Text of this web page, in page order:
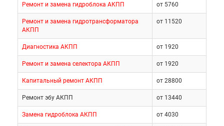
Ремонт и замена гидроблока АКПП от 5760
Ремонт и замена гидротрансформатора
АКПП
от 11520
Диагностика АКПП от 1920
Ремонт и замена селектора АКПП от 1920
Капитальный ремонт АКПП от 28800
Ремонт эбу АКПП от 13440
Замена гидроблока АКПП от 4030